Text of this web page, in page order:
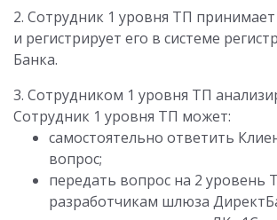
2. Сотрудник 1 уровня ТП принимает
и регистрирует его в системе
Банка.
3. Сотрудником 1 уровня ТП
Сотрудник 1 уровня ТП может:
самостоятельно ответить
вопрос;
передать вопрос на 2 уровень
разработчикам шлюза